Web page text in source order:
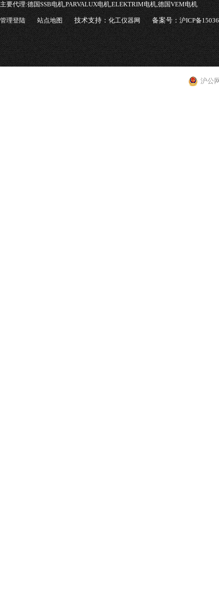
主要代理:德国SSB电机,PARVALUX电机,ELEKTRIM电机,德国VEM电机
管理登陆 站点地图 技术支持：化工仪器网 备案号：沪ICP备
沪公